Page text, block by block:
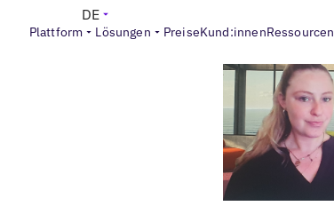
Plattform Lösungen PreiseKund:innenRessourcen
DE